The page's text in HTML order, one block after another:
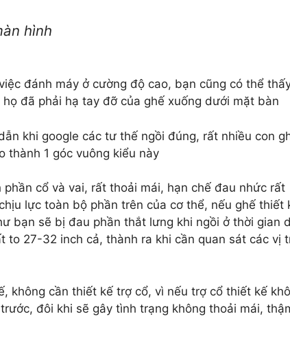
hình
đánh máy ở cường độ cao, bạn cũng có thể
đã phải hạ tay đỡ của ghế xuống dưới mặt bàn
khi google các tư thế ngồi đúng, rất nhiều con
thành 1 góc vuông kiểu này
cổ và vai, rất thoải mái, hạn chế đau nhức rất
lực toàn bộ phần trên của cơ thể, nếu ghế thiết
bạn sẽ bị đau phần thắt lưng khi ngồi ở thời gian
to 27-32 inch cả, thành ra khi cần quan sát các vị
không cần thiết kế trợ cổ, vì nếu trợ cổ thiết kế
đôi khi sẽ gây tình trạng không thoải mái,